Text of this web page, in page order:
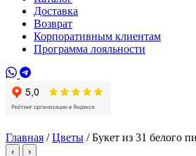
Доставка
Возврат
Корпоративным клиентам
Программа лояльности
Главная /Цветы / Букет из 31 белого
‹ ›